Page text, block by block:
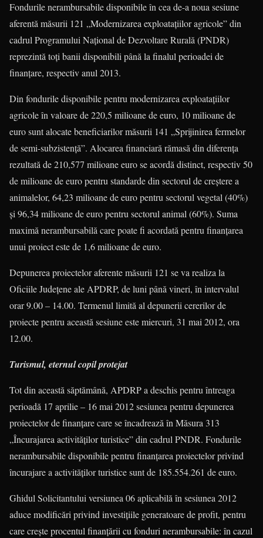
Fondurile nerambursabile disponibile în cea de-a noua sesiune
aferentă măsurii 121 „Modernizarea exploataţiilor agricole” din
cadrul Programului Naţional de Dezvoltare Rurală (PNDR)
reprezintă toţi banii disponibili până la finalul perioadei de
finanţare, respectiv anul 2013.
Din fondurile disponibile pentru modernizarea exploa­taţiilor
agricole în valoare de 220,5 milioane de euro, 10 milioane de
euro sunt alocate beneficiarilor măsurii 141 „Sprijinirea fermelor
de semi-subzistenţă”. Alocarea finan­ciară rămasă din diferenţa
rezultată de 210,577 milioane euro se acordă distinct, respectiv 50
de milioane de euro pentru standarde din sectorul de creştere a
animalelor, 64,23 milioane de euro pentru sectorul vegetal (40%)
şi 96,34 milioane de euro pentru sectorul animal (60%). Suma
maximă nerambursabilă care poate fi acordată pentru finanţarea
unui proiect este de 1,6 milioane de euro.
Depunerea proiectelor aferente măsurii 121 se va realiza la
Oficiile Judeţene ale APDRP, de luni până vineri, în intervalul
orar 9.00 – 14.00. Termenul limită al depunerii cererilor de
proiecte pentru această sesiune este miercuri, 31 mai 2012, ora
12.00.
Turismul, eternul copil protejat
Tot din această săptămână, APDRP a deschis pentru întreaga
perioadă 17 aprilie – 16 mai 2012 sesiunea pentru depunerea
proiectelor de finanţare care se încadrează în Măsura 313
„Încurajarea activităţilor turistice” din cadrul PNDR. Fondurile
nerambursabile disponibile pentru finanţarea proiectelor privind
încurajare a activităţilor turistice sunt de 185.554.261 de euro.
Ghidul Solicitantului versiunea 06 aplicabilă în sesiunea 2012
aduce modificări privind investiţiile generatoare de profit, pentru
care creşte procentul finanţării cu fonduri nerambursabile: în cazul